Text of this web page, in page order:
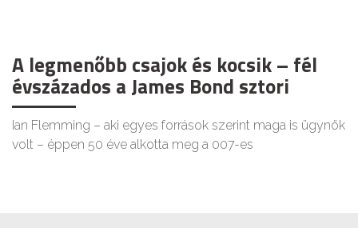
A legmenőbb csajok és kocsik – fél
évszázados a James Bond sztori
Ian Flemming – aki egyes források szerint maga is ügynök
volt – éppen 50 éve alkotta meg a 007-es